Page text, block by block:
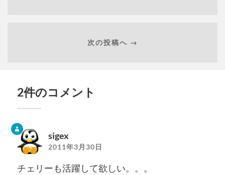
次の投稿へ →
2件のコメント
sigex
2011年3月30日
チェリーも活躍して欲しい。。。